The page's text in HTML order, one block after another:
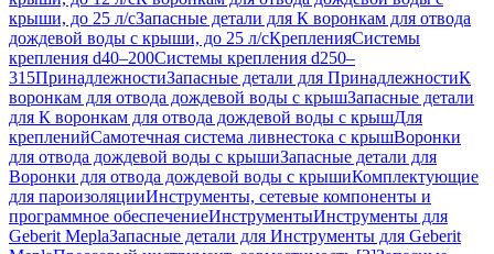
крыши, до 25 л/сЗапасные детали для К воронкам для отвода
дождевой воды с крыши, до 25 л/сКрепленияСистемы
крепления d40–200Системы крепления d250–
315ПринадлежностиЗапасные детали для ПринадлежностиК
воронкам для отвода дождевой воды с крышЗапасные детали
для К воронкам для отвода дождевой воды с крышДля
крепленийСамотечная система ливнестока с крышВоронки
для отвода дождевой воды с крышиЗапасные детали для
Воронки для отвода дождевой воды с крышиКомплектующие
для пароизоляцииИнструменты, сетевые компоненты и
программное обеспечениеИнструментыИнструменты для
Geberit MeplaЗапасные детали для Инструменты для Geberit